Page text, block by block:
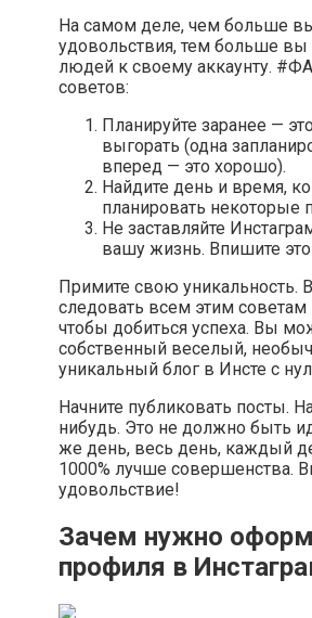
На самом деле, чем больше
удовольствия, тем больше вы
людей к своему аккаунту.
советов:
Планируйте заранее —
выгорать (одна
вперед — это хорошо).
Найдите день и время,
планировать некоторые
Не заставляйте
вашу жизнь. Впишите
Примите свою уникальность.
следовать всем этим советам
чтобы добиться успеха. Вы
собственный веселый,
уникальный блог в Инсте с
Начните публиковать посты.
нибудь. Это не должно быть
же день, весь день, каждый
1000% лучше совершенства.
удовольствие!
Зачем нужно
профиля в